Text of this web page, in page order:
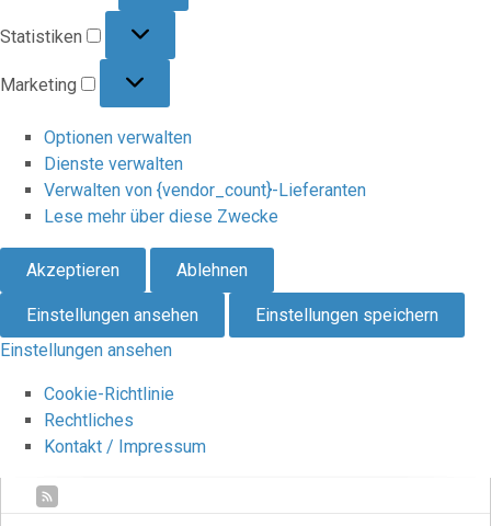
Statistiken
Marketing
Optionen verwalten
Dienste verwalten
Verwalten von {vendor_count}-Lieferanten
Lese mehr über diese Zwecke
Akzeptieren Ablehnen
Einstellungen ansehen
Einstellungen speichern
Einstellungen ansehen
Cookie-Richtlinie
Rechtliches
Kontakt / Impressum